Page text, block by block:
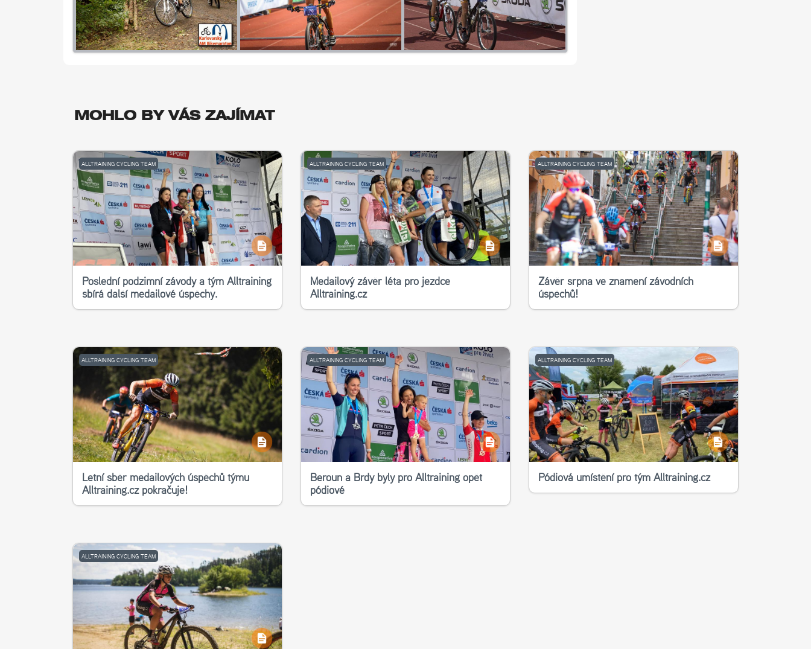
MOHLO BY VÁS ZAJÍMAT
ALLTRAINING CYCLING TEAM
Poslední podzimní závody a tým Alltraining
sbírá další medailové úspěchy.
ALLTRAINING CYCLING TEAM
Medailový závěr léta pro jezdce
Alltraining.cz
ALLTRAINING CYCLING TEAM
Závěr srpna ve znamení závodních
úspěchů!
ALLTRAINING CYCLING TEAM
Letní sběr medailových úspěchů týmu
Alltraining.cz pokračuje!
ALLTRAINING CYCLING TEAM
Beroun a Brdy byly pro Alltraining opět
pódiové
ALLTRAINING CYCLING TEAM
Pódiová umístění pro tým Alltraining.cz
ALLTRAINING CYCLING TEAM